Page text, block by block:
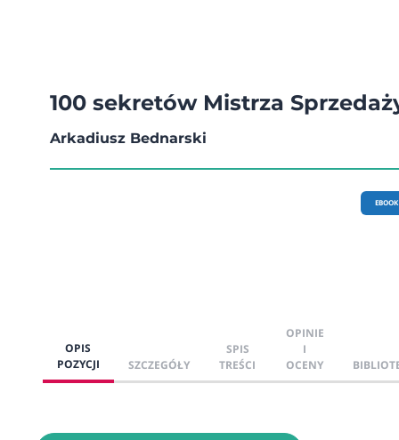
100 sekretów Mistrza
Arkadiusz Bednarski
EBOOK
OPIS
POZYCJI
SZCZEGÓŁY
SPIS
TREŚCI
OPINIE
I
OCENY